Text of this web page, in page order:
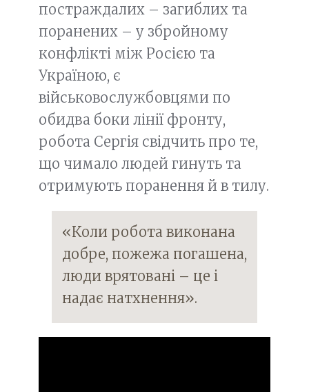
постраждалих – загиблих та
поранених – у збройному
конфлікті між Росією та
Україною, є
військовослужбовцями по
обидва боки лінії фронту,
робота Сергія свідчить про те,
що чимало людей гинуть та
отримують поранення й в тилу.
«Коли робота виконана
добре, пожежа погашена,
люди врятовані – це і
надає натхнення».